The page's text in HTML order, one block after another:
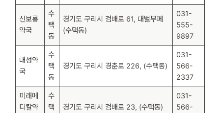
신보룡
약국
수
택
동
경기도 구리시 검배로 61, 대벌부페
(수택동)
031-
555-
9897
대성약
국
수
택
동
경기도 구리시 경춘로 226, (수택동)
031-
566-
2337
미래메
디칼약
수
택
경기도 구리시 검배로 23, (수택동)
031-
566-